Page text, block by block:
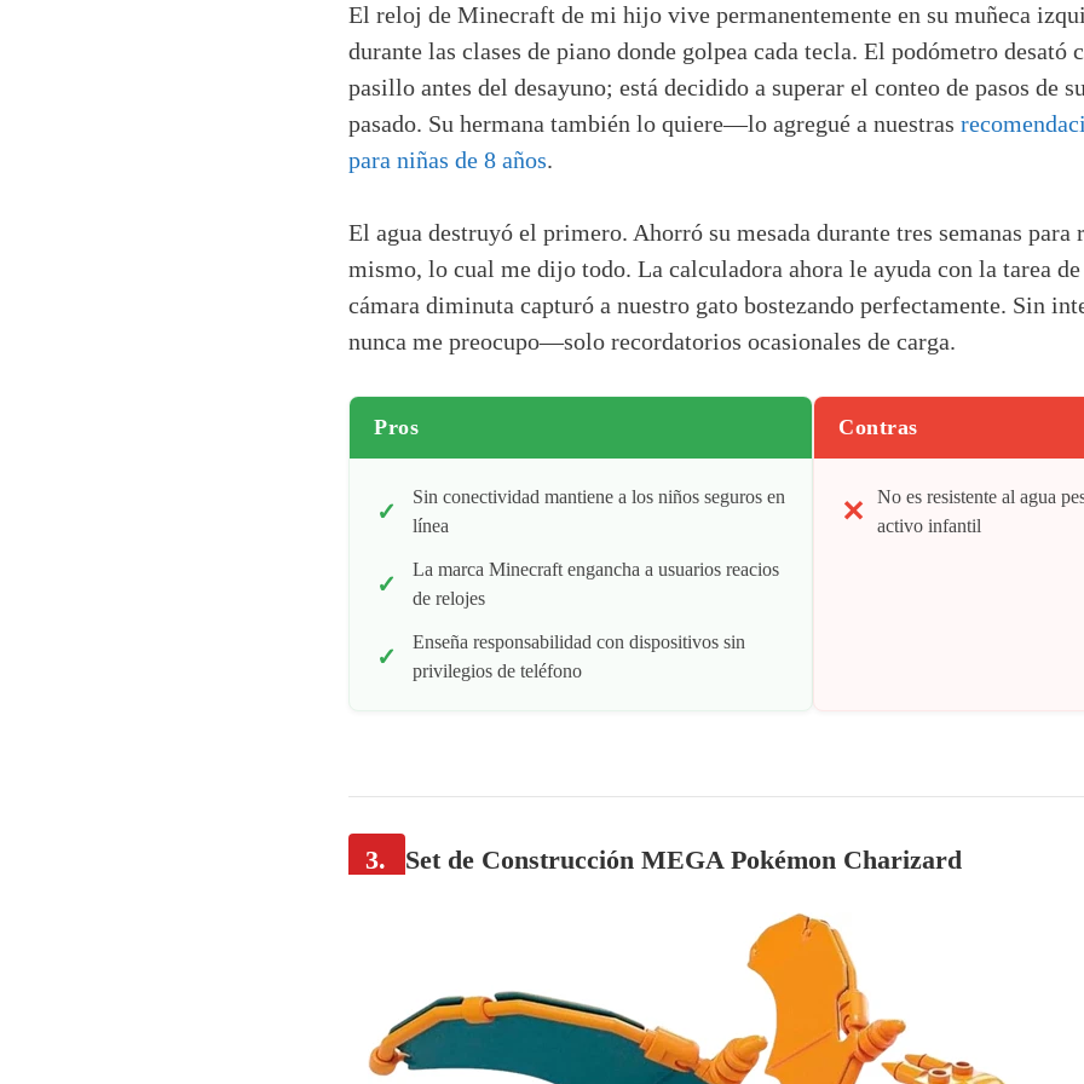
El reloj de Minecraft de mi hijo vive permanentemente en su muñeca
durante las clases de piano donde golpea cada tecla. El podómetro desató
pasillo antes del desayuno; está decidido a superar el conteo de pasos de
pasado. Su hermana también lo quiere—lo agregué a nuestras
para niñas de 8 años.
El agua destruyó el primero. Ahorró su mesada durante tres semanas para
mismo, lo cual me dijo todo. La calculadora ahora le ayuda con la tarea
cámara diminuta capturó a nuestro gato bostezando perfectamente. Sin
nunca me preocupo—solo recordatorios ocasionales de carga.
Pros
Sin conectividad mantiene a los niños seguros en
línea
La marca Minecraft engancha a usuarios reacios
de relojes
Enseña responsabilidad con dispositivos sin
privilegios de teléfono
Contras
No es resistente al agua
activo infantil
3. Set de Construcción MEGA Pokémon Charizard